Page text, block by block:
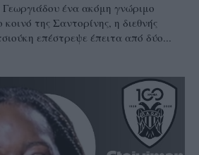
ένα ακόμη γνώριμο
της Σαντορίνης, η διεθνής
επέστρεψε έπειτα από δύο...